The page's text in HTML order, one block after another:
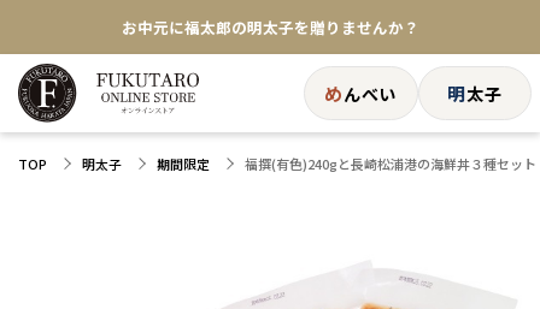
お中元に福太郎の明太子を贈りませんか？
★めんべい25周年記念商品が登場★
【色々な味を試したい方へ】ポストイン！めんべい
めんべい 明太子
TOP 明太子 期間限定 福撰(有色)240gと長崎松浦港の海鮮丼３種セット